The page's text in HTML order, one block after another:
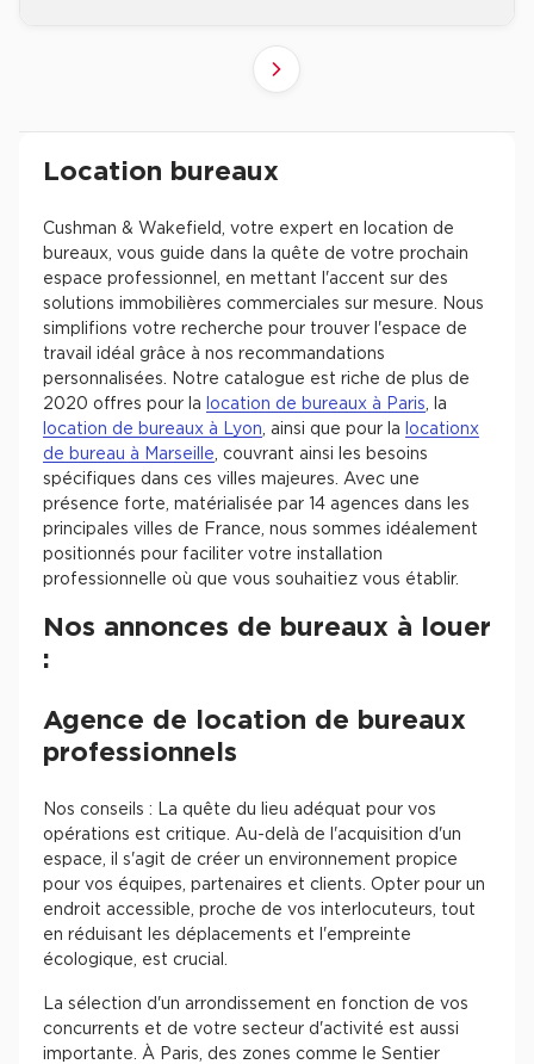
Suivant
Revenir à l'accueil -
Location bureaux
Cushman & Wakefield, votre expert en location de
bureaux, vous guide dans la quête de votre prochain
espace professionnel, en mettant l'accent sur des
solutions immobilières commerciales sur mesure. Nous
simplifions votre recherche pour trouver l'espace de
travail idéal grâce à nos recommandations
personnalisées. Notre catalogue est riche de plus de
2020 offres pour la
location de bureaux à Paris, la
location de bureaux à Lyon, ainsi que pour la
locationx
de bureau à Marseille, couvrant ainsi les besoins
spécifiques dans ces villes majeures. Avec une
présence forte, matérialisée par 14 agences dans les
principales villes de France, nous sommes idéalement
positionnés pour faciliter votre installation
professionnelle où que vous souhaitiez vous établir.
Nos annonces de bureaux à louer
:
Agence de location de bureaux
professionnels
Nos conseils : La quête du lieu adéquat pour vos
opérations est critique. Au-delà de l'acquisition d'un
espace, il s'agit de créer un environnement propice
pour vos équipes, partenaires et clients. Opter pour un
endroit accessible, proche de vos interlocuteurs, tout
en réduisant les déplacements et l'empreinte
écologique, est crucial.
La sélection d'un arrondissement en fonction de vos
concurrents et de votre secteur d'activité est aussi
importante. À Paris, des zones comme le Sentier